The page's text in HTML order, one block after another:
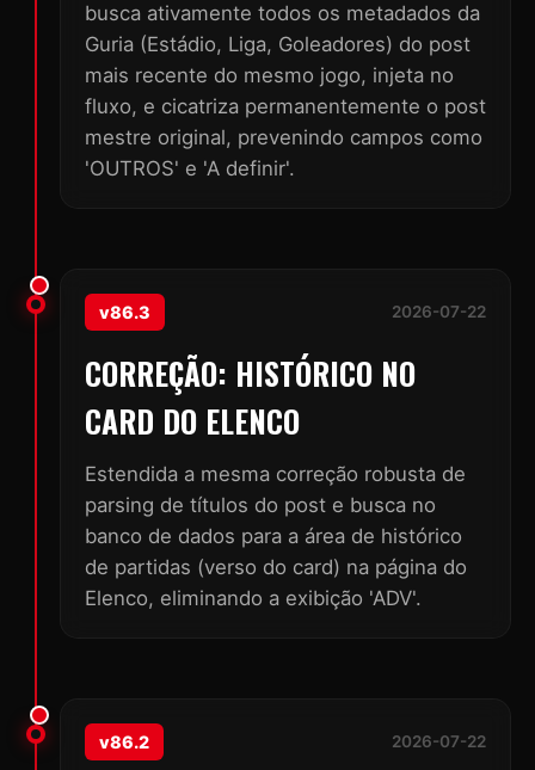
busca ativamente todos os metadados da
Guria (Estádio, Liga, Goleadores) do post
mais recente do mesmo jogo, injeta no
fluxo, e cicatriza permanentemente o post
mestre original, prevenindo campos como
'OUTROS' e 'A definir'.
v86.3 2026-07-22
CORREÇÃO: HISTÓRICO NO
CARD DO ELENCO
Estendida a mesma correção robusta de
parsing de títulos do post e busca no
banco de dados para a área de histórico
de partidas (verso do card) na página do
Elenco, eliminando a exibição 'ADV'.
v86.2 2026-07-22